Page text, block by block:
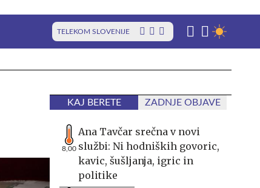
TELEKOM SLOVENIJE
KAJ BERETE ZADNJE OBJAVE
8,00
Ana Tavčar srečna v novi
službi: Ni hodniških govoric,
kavic, šušljanja, igric in
politike